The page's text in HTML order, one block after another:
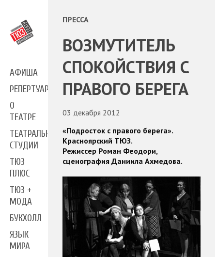
АФИША
РЕПЕРТУАР
О
ТЕАТРЕ
ТЕАТРАЛЬНЫЕ
СТУДИИ
ТЮЗ
ПЛЮС
ТЮЗ +
МОДА
БУКХОЛЛ
ЯЗЫК
МИРА
ПРЕССА
ВОЗМУТИТЕЛЬ
СПОКОЙСТВИЯ С
ПРАВОГО БЕРЕГА
03 декабря 2012
«Подросток с правого берега».
Красноярский ТЮЗ.
Режиссер Роман Феодори,
сценография Даниила Ахмедова.